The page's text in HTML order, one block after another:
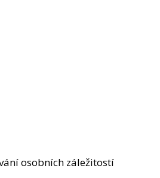
osobních záležitostí